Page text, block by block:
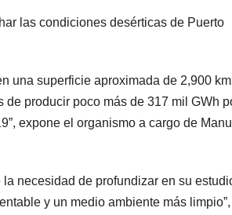
las condiciones desérticas de Puerto
una superficie aproximada de 2,900
producir poco más de 317 mil GWh
expone el organismo a cargo de
necesidad de profundizar en su
y un medio ambiente más limpio”,